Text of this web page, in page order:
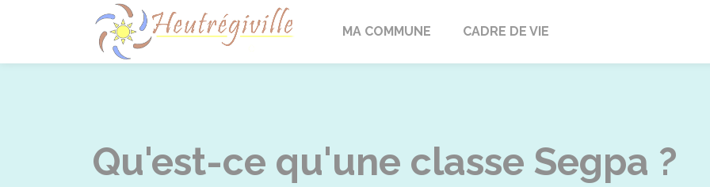
Heutrégiville
MA COMMUNE CADRE DE VIE
Qu'est-ce qu'une classe Segpa ?